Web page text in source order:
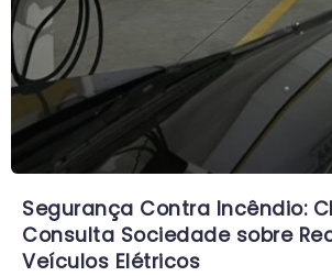
Segurança Contra Incêndio:
Consulta Sociedade sobre
Veículos Elétricos